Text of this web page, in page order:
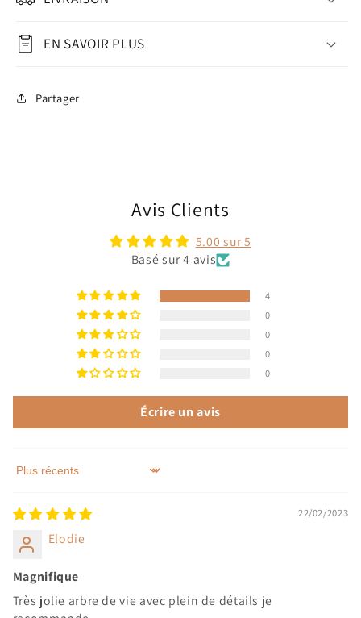
EN SAVOIR PLUS
Partager
Avis Clients
5.00 sur 5
Basé sur 4 avis
4
0
0
0
0
Écrire un avis
Sort by
22/02/2023
Elodie
Magnifique
Très jolie arbre de vie avec plein de détails je